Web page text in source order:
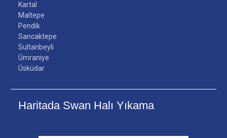
Kartal
Maltepe
Pendik
Sancaktepe
Sultanbeyli
Ümraniye
Üsküdar
Haritada Swan Halı Yıkama